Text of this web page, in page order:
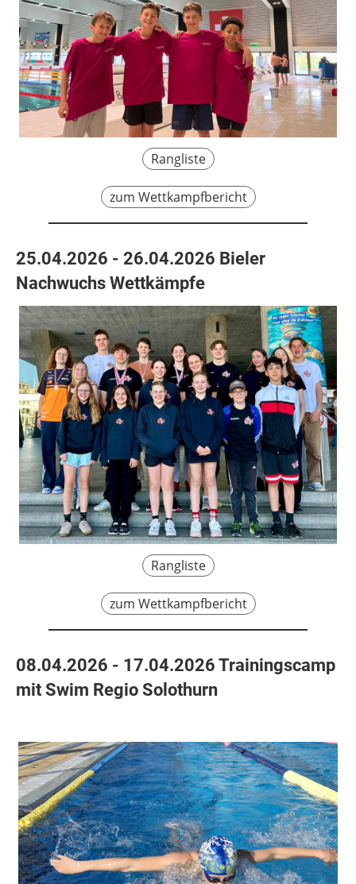
Rangliste
zum Wettkampfbericht
25.04.2026 - 26.04.2026 Bieler
Nachwuchs Wettkämpfe
Rangliste
zum Wettkampfbericht
08.04.2026 - 17.04.2026 Trainingscamp
mit Swim Regio Solothurn